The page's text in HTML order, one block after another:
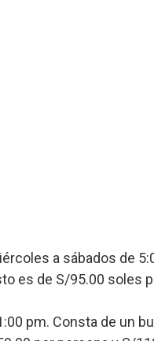
a sábados de
es de S/95.00 soles
pm. Consta de un